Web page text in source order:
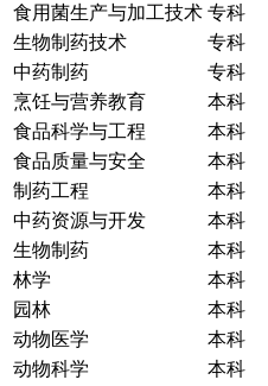
食用菌生产与加工技术 专科
生物制药技术
专科
中药制药
专科
烹饪与营养教育
本科
食品科学与工程
本科
食品质量与安全
本科
制药工程
本科
中药资源与开发
本科
生物制药
本科
林学
本科
园林
本科
动物医学
本科
动物科学
本科